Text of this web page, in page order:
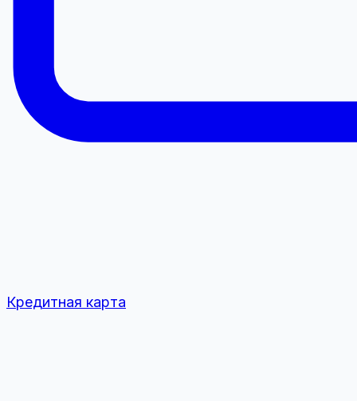
Кредитная карта